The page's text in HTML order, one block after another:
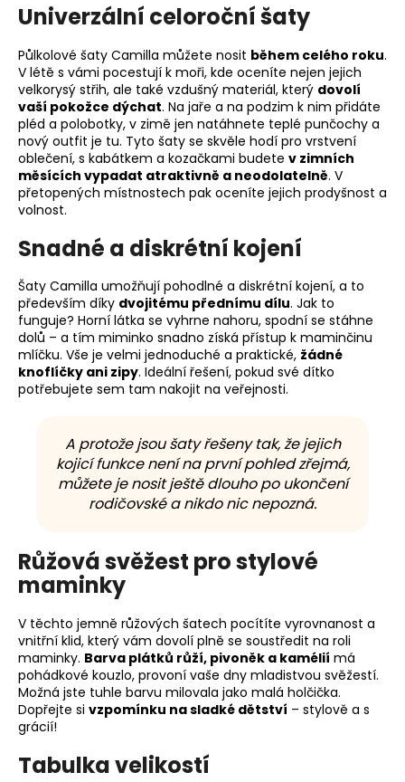
Univerzální celoroční šaty
Půlkolové šaty Camilla můžete nosit během celého roku.
V létě s vámi pocestují k moři, kde oceníte nejen jejich
velkorysý střih, ale také vzdušný materiál, který dovolí
vaší pokožce dýchat. Na jaře a na podzim k nim přidáte
pléd a polobotky, v zimě jen natáhnete teplé punčochy a
nový outfit je tu. Tyto šaty se skvěle hodí pro vrstvení
oblečení, s kabátkem a kozačkami budete v zimních
měsících vypadat atraktivně a neodolatelně. V
přetopených místnostech pak oceníte jejich prodyšnost a
volnost.
Snadné a diskrétní kojení
Šaty Camilla umožňují pohodlné a diskrétní kojení, a to
především díky dvojitému přednímu dílu. Jak to
funguje? Horní látka se vyhrne nahoru, spodní se stáhne
dolů – a tím miminko snadno získá přístup k maminčinu
mlíčku. Vše je velmi jednoduché a praktické, žádné
knoflíčky ani zipy. Ideální řešení, pokud své dítko
potřebujete sem tam nakojit na veřejnosti.
A protože jsou šaty řešeny tak, že jejich
kojicí funkce není na první pohled zřejmá,
můžete je nosit ještě dlouho po ukončení
rodičovské a nikdo nic nepozná.
Růžová svěžest pro stylové
maminky
V těchto jemně růžových šatech pocítíte vyrovnanost a
vnitřní klid, který vám dovolí plně se soustředit na roli
maminky. Barva plátků růží, pivoněk a kamélií má
pohádkové kouzlo, provoní vaše dny mladistvou svěžestí.
Možná jste tuhle barvu milovala jako malá holčička.
Dopřejte si vzpomínku na sladké dětství – stylově a s
grácií!
Tabulka velikostí